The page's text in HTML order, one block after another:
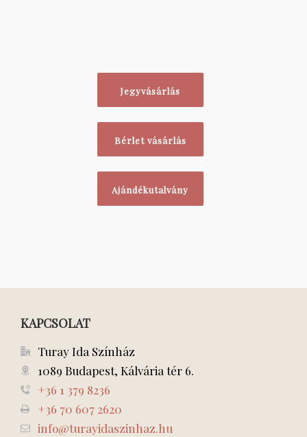
Jegyvásárlás
Bérlet vásárlás
Ajándékutalvány
KAPCSOLAT
Turay Ida Színház
1089 Budapest, Kálvária tér 6.
+36 1 379 8236
+36 70 607 2620
info@turayidaszinhaz.hu